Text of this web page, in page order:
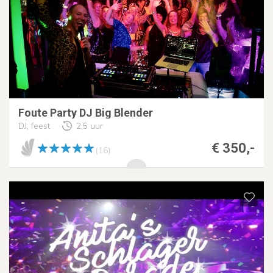
Foute Party DJ Big Blender
DJ, feest 2,5 uur
€ 350,-
(16)